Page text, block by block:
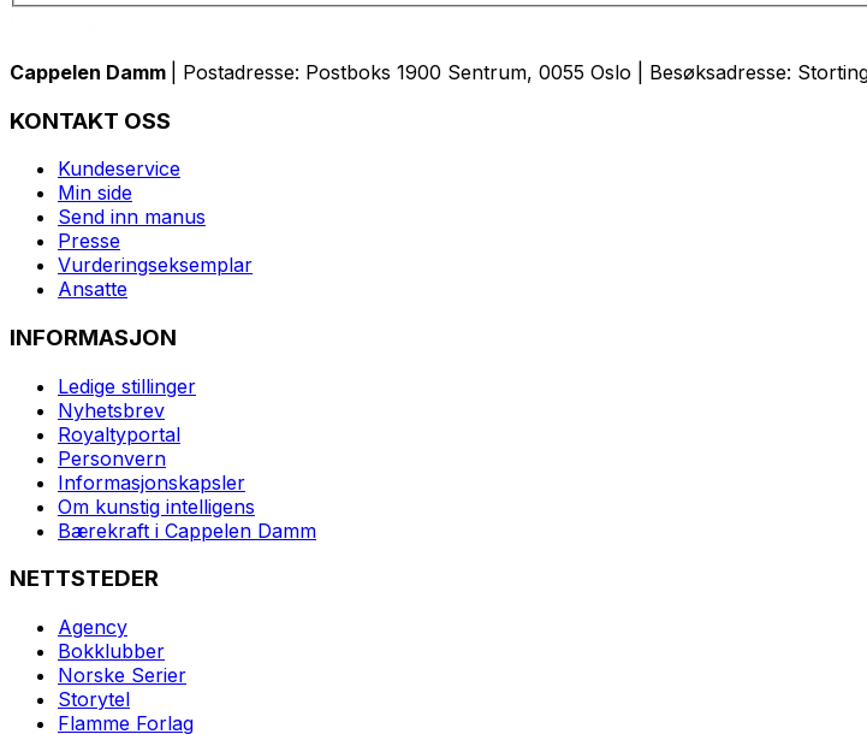
Cappelen Damm | Postadresse: Postboks 1900 Sentrum, 0055 Oslo | Besøksadresse:
KONTAKT OSS
Kundeservice
Min side
Send inn manus
Presse
Vurderingseksemplar
Ansatte
INFORMASJON
Ledige stillinger
Nyhetsbrev
Royaltyportal
Personvern
Informasjonskapsler
Om kunstig intelligens
Bærekraft i Cappelen Damm
NETTSTEDER
Agency
Bokklubber
Norske Serier
Storytel
Flamme Forlag